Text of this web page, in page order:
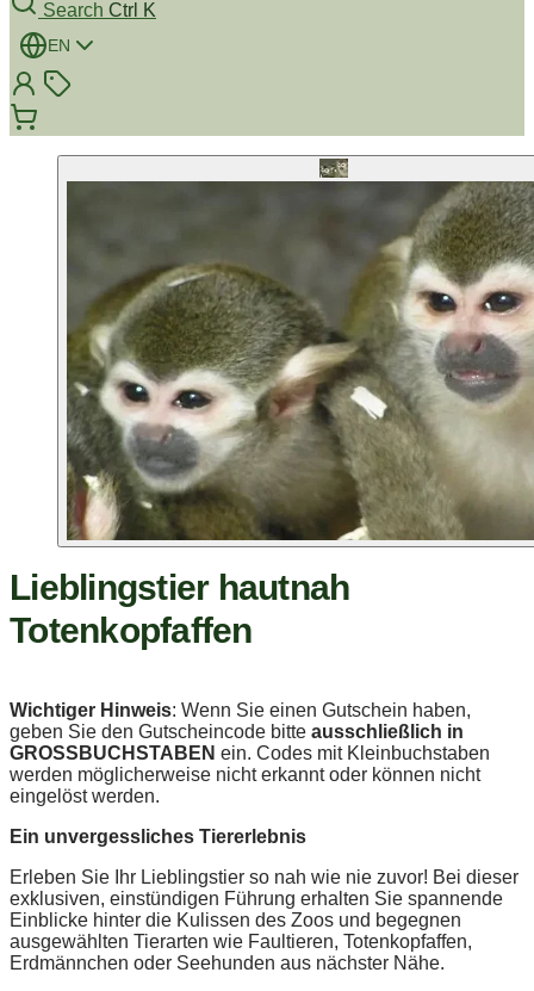
Search Ctrl K
EN
Lieblingstier hautnah
Totenkopfaffen
Wichtiger Hinweis: Wenn Sie einen Gutschein haben,
geben Sie den Gutscheincode bitte ausschließlich in
GROSSBUCHSTABEN ein. Codes mit Kleinbuchstaben
werden möglicherweise nicht erkannt oder können nicht
eingelöst werden.
Ein unvergessliches Tiererlebnis
Erleben Sie Ihr Lieblingstier so nah wie nie zuvor! Bei dieser
exklusiven, einstündigen Führung erhalten Sie spannende
Einblicke hinter die Kulissen des Zoos und begegnen
ausgewählten Tierarten wie Faultieren, Totenkopfaffen,
Erdmännchen oder Seehunden aus nächster Nähe.